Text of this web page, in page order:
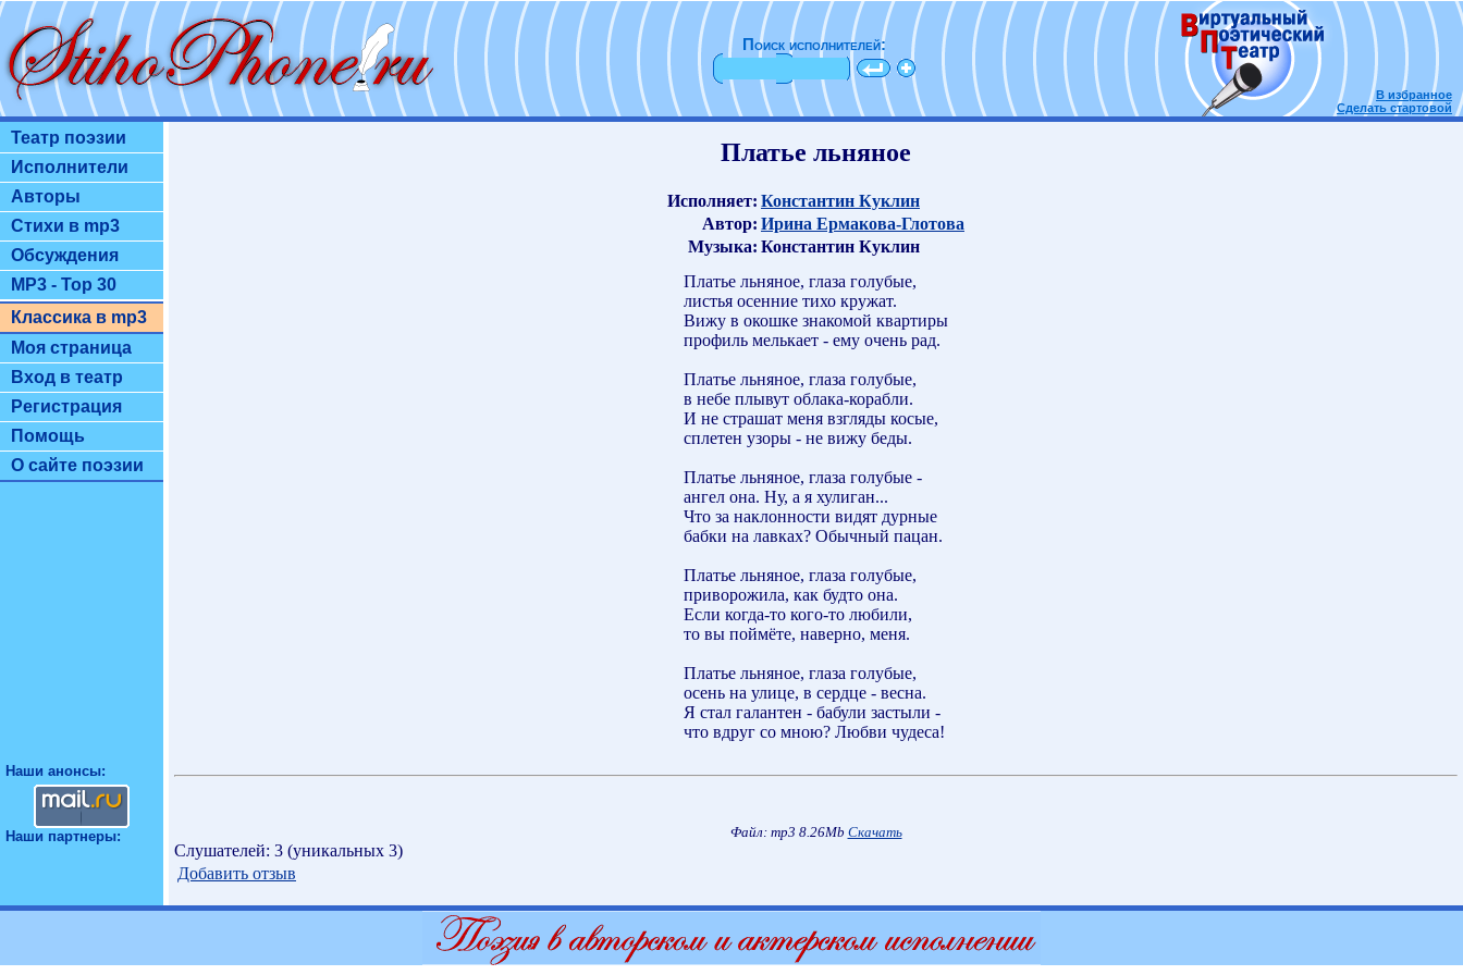
Поиск исполнителей:
В избранное
Сделать стартовой
Театр поэзии
Исполнители
Авторы
Стихи в mp3
Обсуждения
MP3 - Top 30
Классика в mp3
Моя страница
Вход в театр
Регистрация
Помощь
О сайте поэзии
Наши анонсы:
Наши партнеры:
Платье льняное
Исполняет: Константин Куклин
Автор: Ирина Ермакова-Глотова
Музыка: Константин Куклин
Платье льняное, глаза голубые,
листья осенние тихо кружат.
Вижу в окошке знакомой квартиры
профиль мелькает - ему очень рад.
Платье льняное, глаза голубые,
в небе плывут облака-корабли.
И не страшат меня взгляды косые,
сплетен узоры - не вижу беды.
Платье льняное, глаза голубые -
ангел она. Ну, а я хулиган...
Что за наклонности видят дурные
бабки на лавках? Обычный пацан.
Платье льняное, глаза голубые,
приворожила, как будто она.
Если когда-то кого-то любили,
то вы поймёте, наверно, меня.
Платье льняное, глаза голубые,
осень на улице, в сердце - весна.
Я стал галантен - бабули застыли -
что вдруг со мною? Любви чудеса!
Файл: mp3 8.26Mb Скачать
Слушателей: 3 (уникальных 3)
Добавить отзыв